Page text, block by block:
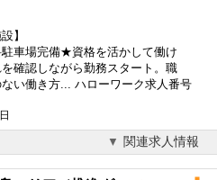
】
車場完備★資格を活かして働け
確認しながら勤務スタート。職
い働き方... ハローワーク求人番号
関連求人情報